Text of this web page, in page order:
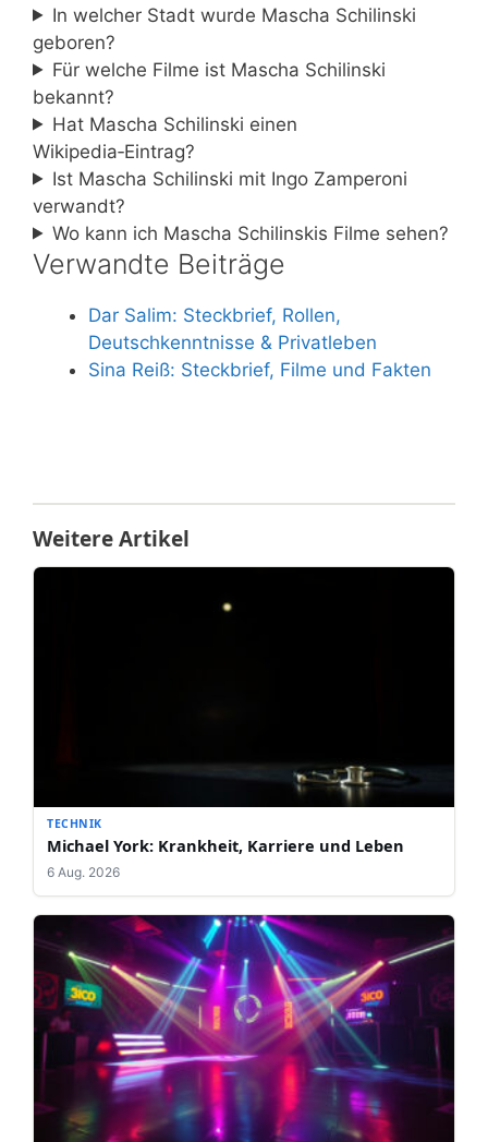
In welcher Stadt wurde Mascha Schilinski
geboren?
Für welche Filme ist Mascha Schilinski
bekannt?
Hat Mascha Schilinski einen
Wikipedia‑Eintrag?
Ist Mascha Schilinski mit Ingo Zamperoni
verwandt?
Wo kann ich Mascha Schilinskis Filme sehen?
Verwandte Beiträge
Dar Salim: Steckbrief, Rollen,
Deutschkenntnisse & Privatleben
Sina Reiß: Steckbrief, Filme und Fakten
Weitere Artikel
TECHNIK
Michael York: Krankheit, Karriere und Leben
6 Aug. 2026